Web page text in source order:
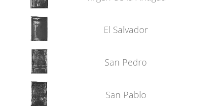
El Salvador
San Pedro
San Pablo